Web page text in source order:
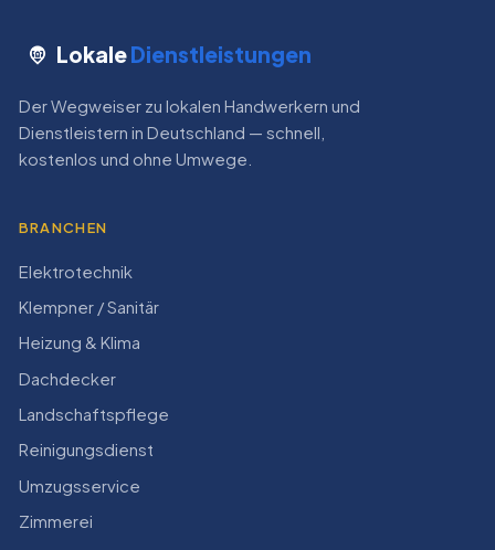
LokaleDienstleistungen
Der Wegweiser zu lokalen Handwerkern und
Dienstleistern in Deutschland — schnell,
kostenlos und ohne Umwege.
BRANCHEN
Elektrotechnik
Klempner / Sanitär
Heizung & Klima
Dachdecker
Landschaftspflege
Reinigungsdienst
Umzugsservice
Zimmerei